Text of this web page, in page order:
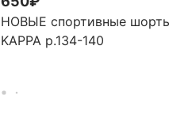
НОВЫЕ спортивные
KAPPA р.134-140